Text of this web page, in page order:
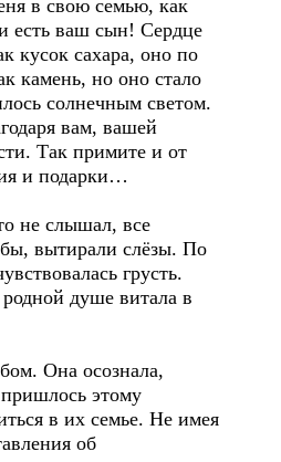
в свою семью, как
есть ваш сын! Сердце
кусок сахара, оно по
камень, но оно стало
солнечным светом.
вам, вашей
Так примите и от
и подарки…
не слышал, все
вытирали слёзы. По
грусть.
душе витала в
Она осознала,
этому
в их семье. Не имея
об